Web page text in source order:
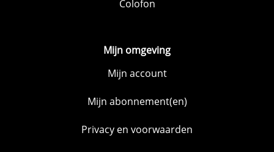
Colofon
Mijn omgeving
Mijn account
Mijn abonnement(en)
Privacy en voorwaarden